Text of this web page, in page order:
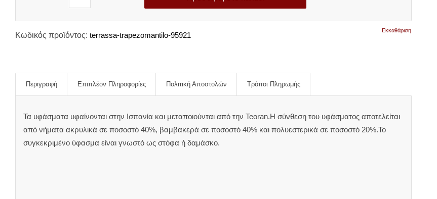
Εκκαθάριση
Κωδικός προϊόντος: terrassa-trapezomantilo-95921
Περιγραφή Επιπλέον Πληροφορίες Πολιτική Αποστολών Τρόποι Πληρωμής
Τα υφάσματα υφαίνονται στην Ισπανία και μεταποιούνται από την Teoran.Η σύνθεση του υφάσματος αποτελείται
από νήματα ακρυλικά σε ποσοστό 40%, βαμβακερά σε ποσοστό 40% και πολυεστερικά σε ποσοστό 20%.Το
συγκεκριμένο ύφασμα είναι γνωστό ως στόφα ή δαμάσκο.